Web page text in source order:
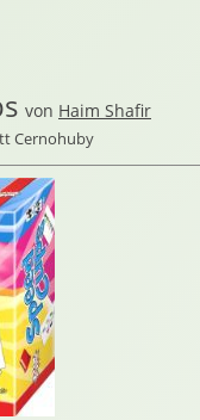
von Haim Shafir
Cernohuby